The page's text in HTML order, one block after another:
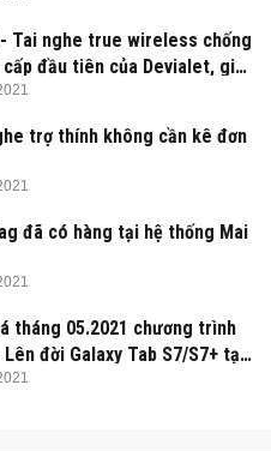
Tai nghe true wireless chống
đầu tiên của Devialet, giá
trợ thính không cần kê đơn
đã có hàng tại hệ thống Mai
tháng 05.2021 chương trình
đời Galaxy Tab S7/S7+ tại